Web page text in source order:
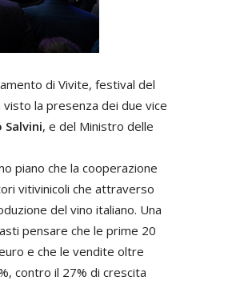
di Vivite, festival del
la presenza dei due vice
, e del Ministro delle
piano che la cooperazione
vitivinicoli che attraverso
del vino italiano. Una
pensare che le prime 20
e che le vendite oltre
contro il 27% di crescita